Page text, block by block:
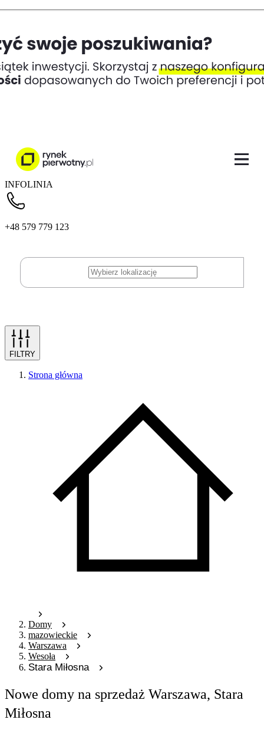
INFOLINIA
+48 579 779 123
FILTRY
Strona główna
Domy
mazowieckie
Warszawa
Wesoła
Stara Miłosna
Nowe domy na sprzedaż Warszawa, Stara
Miłosna